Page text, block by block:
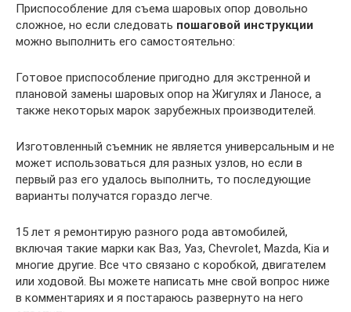
Приспособление для съема шаровых опор довольно
сложное, но если следовать пошаговой инструкции
можно выполнить его самостоятельно:
Готовое приспособление пригодно для экстренной и
плановой замены шаровых опор на Жигулях и Ланосе, а
также некоторых марок зарубежных производителей.
Изготовленный съемник не является универсальным и не
может использоваться для разных узлов, но если в
первый раз его удалось выполнить, то последующие
варианты получатся гораздо легче.
15 лет я ремонтирую разного рода автомобилей,
включая такие марки как Ваз, Уаз, Chevrolet, Mazda, Kia и
многие другие. Все что связано с коробкой, двигателем
или ходовой. Вы можете написать мне свой вопрос ниже
в комментариях и я постараюсь развернуто на него